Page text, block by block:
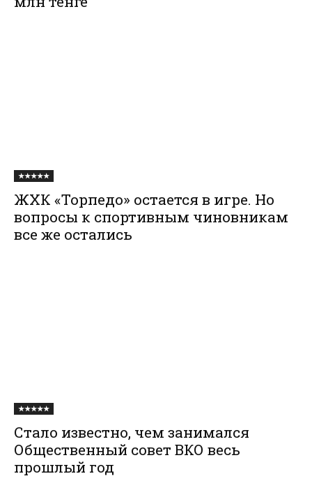
★★★★★
ЖХК «Торпедо» остается в игре. Но
вопросы к спортивным чиновникам
все же остались
★★★★★
Стало известно, чем занимался
Общественный совет ВКО весь
прошлый год